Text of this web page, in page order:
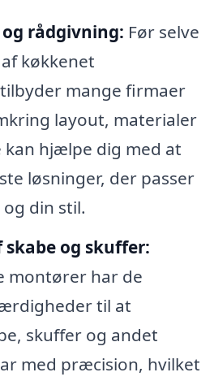
rådgivning: Før selve
køkkenet
mange firmaer
layout, materialer
kan hjælpe dig med at
løsninger, der passer
din stil.
og skuffer:
montører har de
til at
skuffer og andet
med præcision, hvilket